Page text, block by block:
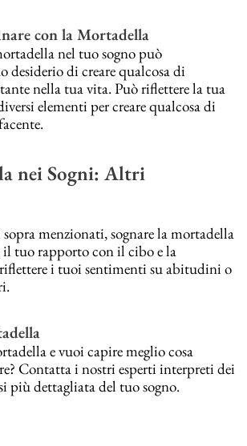
con la Mortadella
nel tuo sogno può
desiderio di creare qualcosa di
nella tua vita. Può riflettere la tua
elementi per creare qualcosa di
nei Sogni: Altri
menzionati, sognare la mortadella
il tuo rapporto con il cibo e la
i tuoi sentimenti su abitudini o
e vuoi capire meglio cosa
Contatta i nostri esperti interpreti dei
più dettagliata del tuo sogno.